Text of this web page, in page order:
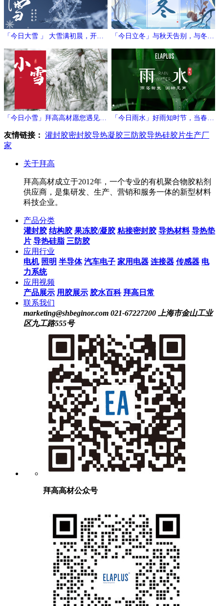
「今日大雪 」 大雪满初晨，开门
万象新
「今日立冬」与秋天告别，与冬日
相拥
「今日小雪」拜高高材愿您遇见冬
日的温暖与期待！
「今日雨水」好雨知时节，当春乃
发生
友情链接： 灌封胶密封胶导热凝胶三防胶导热硅胶片生产厂
家
关于拜高
拜高高材成立于2012年，一个专业的有机聚合物胶粘剂
供应商，是集研发、生产、营销和服务一体的新型材料
科技企业。
产品分类
灌封胶 结构胶 果冻胶/凝胶 粘接密封胶 导热材料 导热垫
片 导热硅脂 三防胶
应用行业
电机 照明 半导体 汽车电子 家用电器 连接器 传感器 电
力系统
应用视频
产品展示 用胶展示 胶水百科 拜高日常
联系我们
marketing@shbeginor.com 021-67227200
上海市金山工业
区九工路555号
拜高高材公众号